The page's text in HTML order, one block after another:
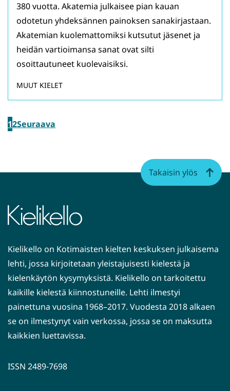
380 vuotta. Akatemia julkaisee pian kauan
odotetun yhdeksännen painoksen sanakirjastaan.
Akatemian kuolemattomiksi kutsutut jäsenet ja
heidän vartioimansa sanat ovat silti
osoittautuneet kuolevaisiksi.
MUUT KIELET
12Seuraava
Kielikello on Kotimaisten kielten keskuksen julkaisema
lehti, jossa kirjoitetaan yleistajuisesti kielestä ja
kielenkäytön kysymyksistä. Kielikello on tarkoitettu
kaikille kielestä kiinnostuneille. Lehti ilmestyi
painettuna vuosina 1968–2017. Vuodesta 2018 alkaen
se on ilmestynyt vain verkossa, jossa se on maksutta
kaikkien luettavissa.
ISSN 2489-7698
Takaisin ylös